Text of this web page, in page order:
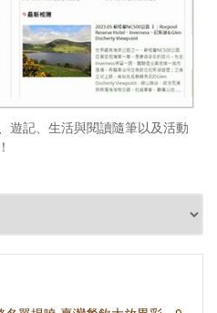
遊記、生活與閱讀隨筆以及活動